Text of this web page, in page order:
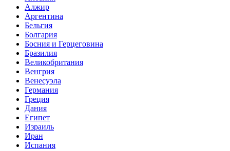
Алжир
Аргентина
Бельгия
Болгария
Босния и Герцеговина
Бразилия
Великобритания
Венгрия
Венесуэла
Германия
Греция
Дания
Египет
Израиль
Иран
Испания